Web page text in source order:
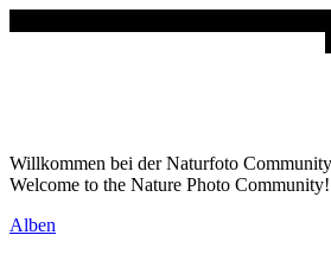
Willkommen bei der Naturfoto
Welcome to the Nature Photo
Alben